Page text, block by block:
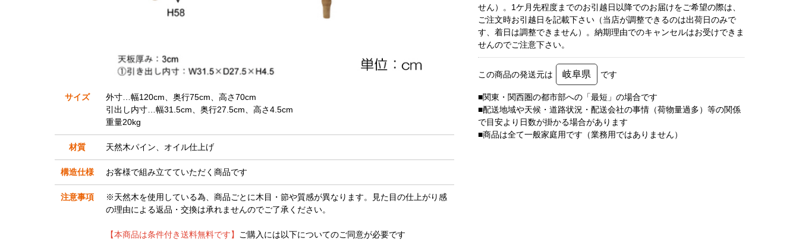
せん）。1ケ月先程度までのお引越日以降でのお届けをご希望の際は、
ご注文時お引越日を記載下さい（当店が調整できるのは出荷日のみで
す、着日は調整できません）。納期理由でのキャンセルはお受けできま
せんのでご注意下さい。
この商品の発送元は 岐阜県 です
■関東・関西圏の都市部への「最短」の場合です
■配送地域や天候・道路状況・配送会社の事情（荷物量過多）等の関係
で目安より日数が掛かる場合があります
■商品は全て一般家庭用です（業務用ではありません）
サイズ
外寸…幅120cm、奥行75cm、高さ70cm
引出し内寸…幅31.5cm、奥行27.5cm、高さ4.5cm
重量20kg
材質 天然木パイン、オイル仕上げ
構造仕様 お客様で組み立てていただく商品です
注意事項
※天然木を使用している為、商品ごとに木目・節や質感が異なります。見た目の仕上がり感
の理由による返品・交換は承れませんのでご了承ください。
【本商品は条件付き送料無料です】
ご購入には以下についてのご同意が必要です